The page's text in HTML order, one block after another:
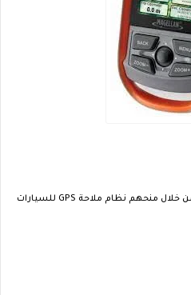
موسم العطلات هذا حماية أحبائهم من خلال منحهم نظام ملاحة GPS للسيارات